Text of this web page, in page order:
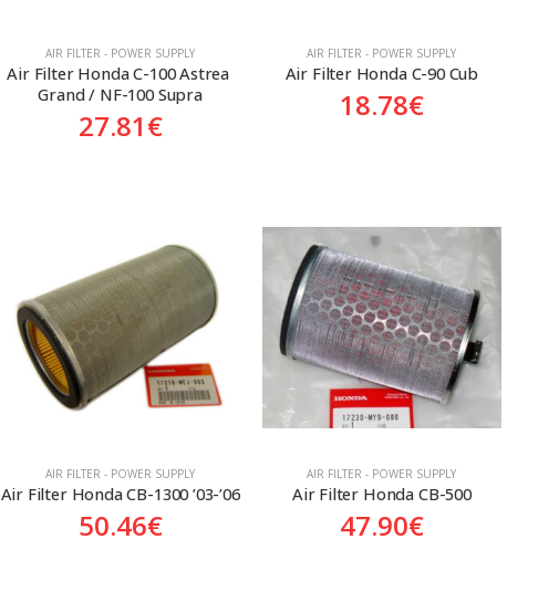
AIR FILTER - POWER SUPPLY
Air Filter Honda C-100 Astrea
Grand / NF-100 Supra
27.81€
AIR FILTER - POWER SUPPLY
Air Filter Honda C-90 Cub
18.78€
AIR FILTER - POWER SUPPLY
Air Filter Honda CB-1300 ’03-’06
50.46€
AIR FILTER - POWER SUPPLY
Air Filter Honda CB-500
47.90€